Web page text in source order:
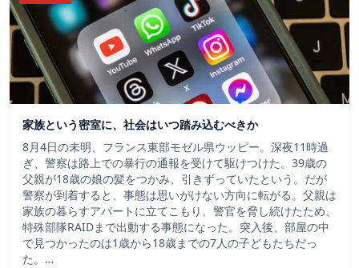
家族という密室に、社会はいつ踏み込むべきか
8月4日の未明、フランス東部モゼル県ウッピー。深夜11時過
ぎ、警察は路上での暴行の通報を受けて駆けつけた。39歳の
父親が18歳の娘の髪をつかみ、引きずっていたという。だが
警察が到着すると、事態は思いがけない方向に転がる。父親は
家族の暮らすアパートに立てこもり、警官を脅し続けたため、
特殊部隊RAIDまで出動する事態になった。突入後、部屋の中
で見つかったのは1歳から18歳までの7人の子どもたちだっ
た。…